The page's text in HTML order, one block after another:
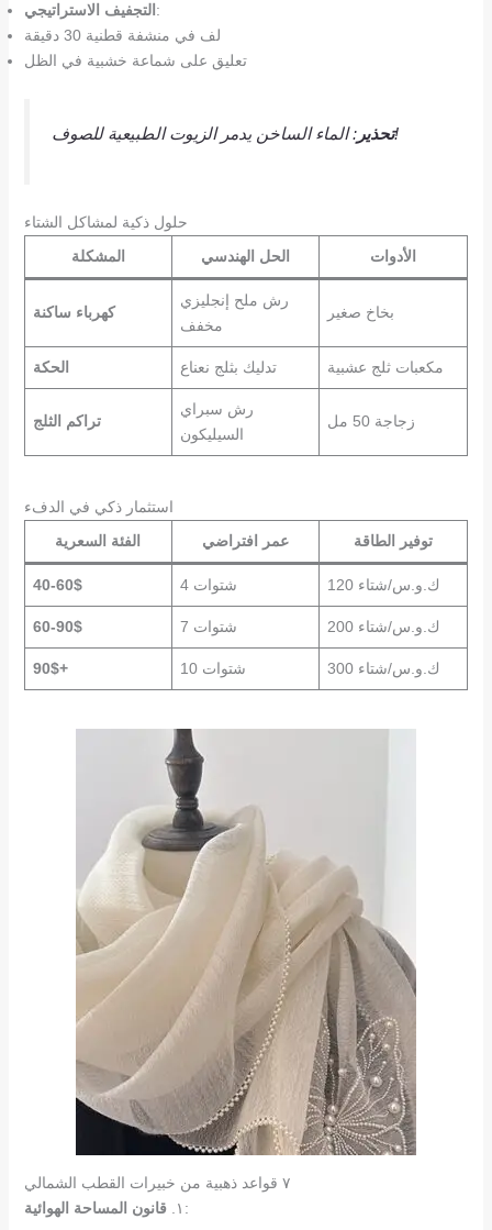
التجفيف الاستراتيجي:
لف في منشفة قطنية 30 دقيقة
تعليق على شماعة خشبية في الظل
تحذير: الماء الساخن يدمر الزيوت الطبيعية للصوف!
حلول ذكية لمشاكل الشتاء
المشكلة
الحل الهندسي الأدوات
كهرباء ساكنة
رش ملح إنجليزي
مخفف
بخاخ صغير
الحكة تدليك بثلج نعناع مكعبات ثلج عشبية
تراكم الثلج
رش سبراي
السيليكون
زجاجة 50 مل
استثمار ذكي في الدفء
الفئة السعرية
عمر افتراضي توفير الطاقة
40-60$ 4 شتوات 120 ك.و.س/شتاء
60-90$ 7 شتوات 200 ك.و.س/شتاء
90$+ 10 شتوات 300 ك.و.س/شتاء
٧ قواعد ذهبية من خبيرات القطب الشمالي
١.
قانون المساحة الهوائية :